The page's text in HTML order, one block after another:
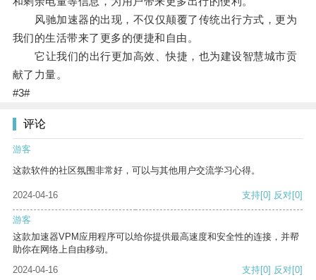
风驰加速器的出现，不仅仅颠覆了传统出行方式，更为
我们的生活带来了更多的便捷和自由。
它让我们的出行更加高效、快捷，也为建设智慧城市贡
献了力量。
#3#
评论
游客
这款软件的社区氛围非常好，可以与其他用户交流学习心得。
2024-04-16 支持[0] 反对[0]
游客
这款加速器VPM应用程序可以给你提供最高速度和安全性的连接，并帮
助你在网络上自由移动。
2024-04-16
支持[0] 反对[0]